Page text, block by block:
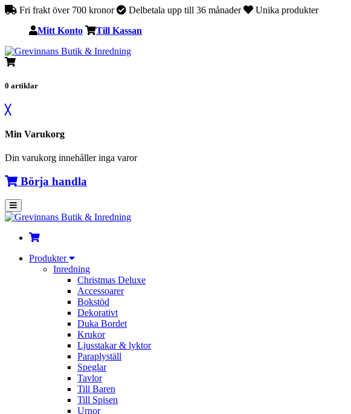
Fri frakt över 700 kronor Delbetala upp till 36 månader Unika produkter
Mitt Konto Till Kassan
0 artiklar
╳
Min Varukorg
Din varukorg innehåller inga varor
Börja handla
Produkter
Inredning
Christmas Deluxe
Accessoarer
Bokstöd
Dekorativt
Duka Bordet
Krukor
Ljusstakar & lyktor
Paraplyställ
Speglar
Tavlor
Till Baren
Till Spisen
Urnor